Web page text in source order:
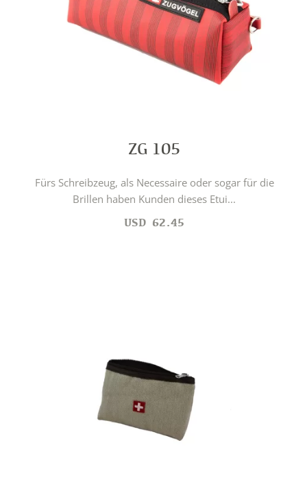
ZG 105
Fürs Schreibzeug, als Necessaire oder sogar für die
Brillen haben Kunden dieses Etui...
USD 62.45